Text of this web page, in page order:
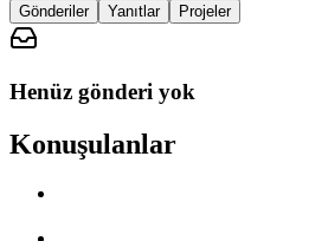
Gönderiler Yanıtlar Projeler
Henüz gönderi yok
Konuşulanlar